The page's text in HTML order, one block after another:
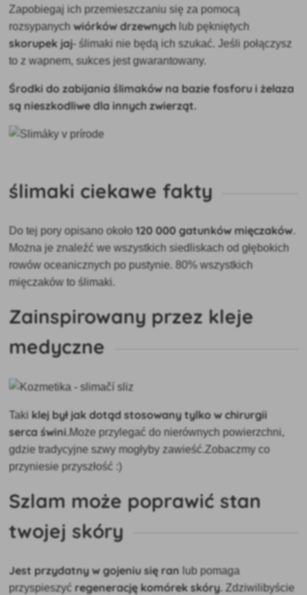
Zapobiegaj ich przemieszczaniu się za pomocą
rozsypanychwiórków drzewnych lub pękniętych
skorupek jaj- ślimaki nie będą ich szukać. Jeśli połączysz
to z wapnem, sukces jest gwarantowany.
Środki do zabijania ślimaków na bazie fosforu i żelaza
są nieszkodliwe dla innych zwierząt.
ślimaki ciekawe fakty
Do tej pory opisano około120 000 gatunków mięczaków.
Można je znaleźć we wszystkich siedliskach od głębokich
rowów oceanicznych po pustynie. 80% wszystkich
mięczaków to ślimaki.
Zainspirowany przez kleje
medyczne
Taki klej był jak dotąd stosowany tylko w chirurgii
serca świni.Może przylegać do nierównych powierzchni,
gdzie tradycyjne szwy mogłyby zawieść.Zobaczmy co
przyniesie przyszłość :)
Szlam może poprawić stan
twojej skóry
Jest przydatny w gojeniu się ran lub pomaga
przyspieszyćregenerację komórek skóry. Zdziwilibyście